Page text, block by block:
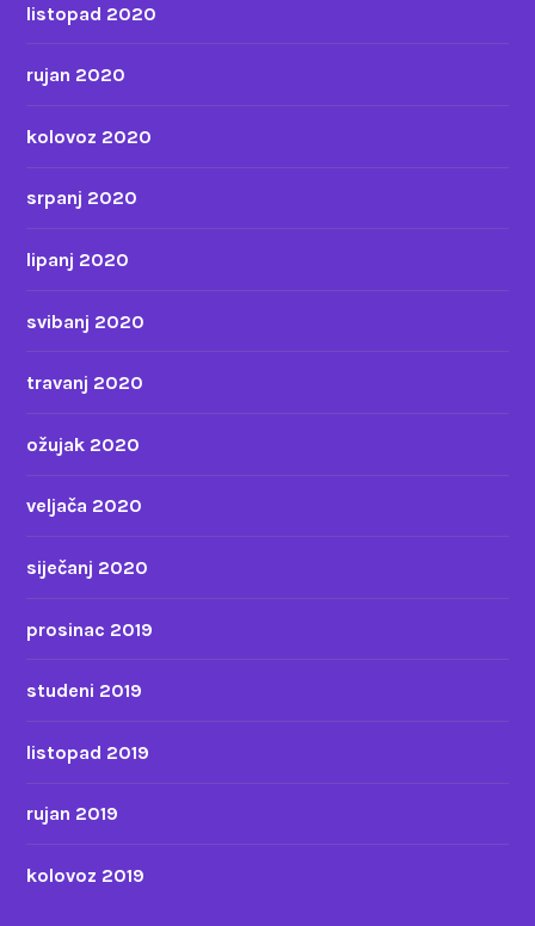
listopad 2020
rujan 2020
kolovoz 2020
srpanj 2020
lipanj 2020
svibanj 2020
travanj 2020
ožujak 2020
veljača 2020
siječanj 2020
prosinac 2019
studeni 2019
listopad 2019
rujan 2019
kolovoz 2019